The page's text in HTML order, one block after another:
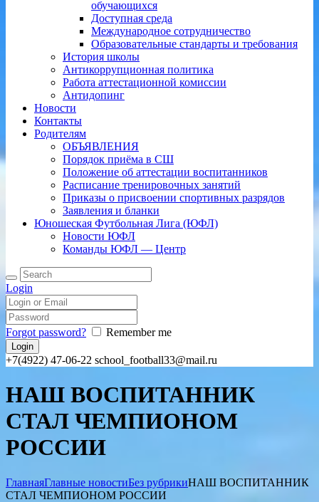
обучающихся
Доступная среда
Международное сотрудничество
Образовательные стандарты и требования
История школы
Антикоррупционная политика
Работа аттестационной комиссии
Антидопинг
Новости
Контакты
Родителям
ОБЪЯВЛЕНИЯ
Порядок приёма в СШ
Положение об аттестации воспитанников
Расписание тренировочных занятий
Приказы о присвоении спортивных разрядов
Заявления и бланки
Юношеская Футбольная Лига (ЮФЛ)
Новости ЮФЛ
Команды ЮФЛ — Центр
Login
Forgot password? Remember me
+7(4922) 47-06-22 school_football33@mail.ru
НАШ ВОСПИТАННИК
СТАЛ ЧЕМПИОНОМ
РОССИИ
ГлавнаяГлавные новостиБез рубрикиНАШ ВОСПИТАННИК
СТАЛ ЧЕМПИОНОМ РОССИИ